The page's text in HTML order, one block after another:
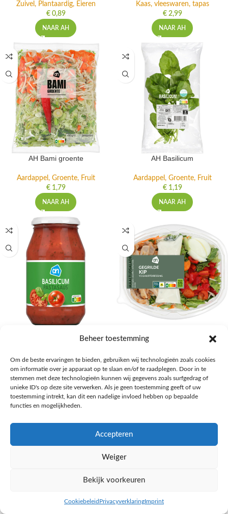
Beheer toestemming
Om de beste ervaringen te bieden, gebruiken wij technologieën zoals cookies
om informatie over je apparaat op te slaan en/of te raadplegen. Door in te
stemmen met deze technologieën kunnen wij gegevens zoals surfgedrag of
unieke ID's op deze site verwerken. Als je geen toestemming geeft of uw
toestemming intrekt, kan dit een nadelige invloed hebben op bepaalde
functies en mogelijkheden.
Accepteren
Weiger
Bekijk voorkeuren
Cookiebeleid PrivacyverklaringImprint
Zuivel, Plantaardig, Eieren
€0,89
NAAR AH
Kaas, vleeswaren, tapas
€2,99
NAAR AH
AH Bami groente
Aardappel, Groente, Fruit
€1,79
NAAR AH
AH Basilicum
Aardappel, Groente, Fruit
€1,19
NAAR AH
€1,59
NAAR AH
Salades,Pizza, Maaltijden
€3,39
NAAR AH